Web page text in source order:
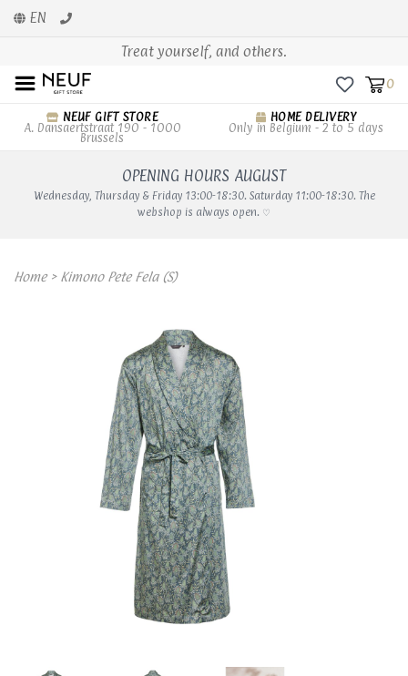
EN
Treat yourself, and others.
0
NEUF GIFT STORE
A. Dansaertstraat 190 - 1000
Brussels
HOME DELIVERY
Only in Belgium - 2 to 5 days
OPENING HOURS AUGUST
Wednesday, Thursday & Friday 13:00-18:30. Saturday 11:00-18:30. The
webshop is always open. ♡
Home> Kimono Pete Fela (S)